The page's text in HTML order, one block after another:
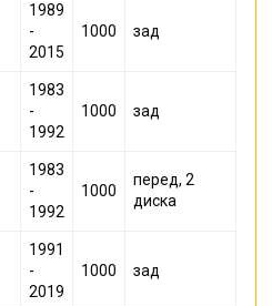
1989
-
2015
1000 зад
1983
-
1992
1000 зад
1983
-
1992
1000
перед, 2
диска
1991
-
2019
1000 зад